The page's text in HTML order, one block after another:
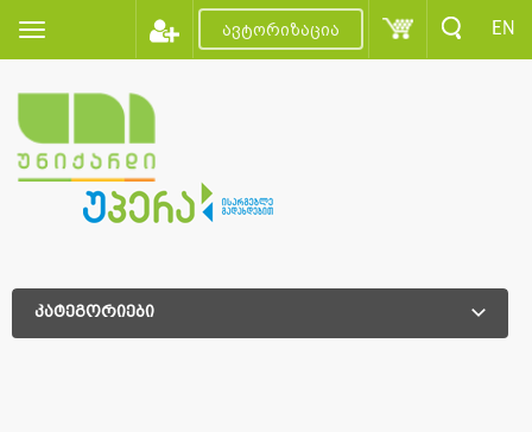
ავტორიზაცია EN
კატეგორიები